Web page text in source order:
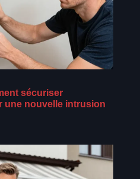
sécuriser
une nouvelle intrusion